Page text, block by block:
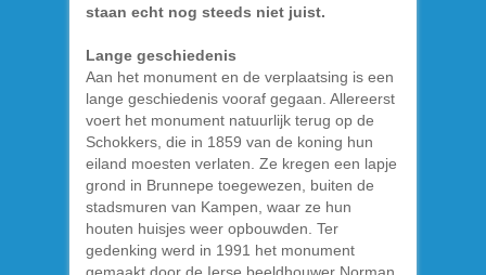
staan echt nog steeds niet juist.
Lange geschiedenis
Aan het monument en de verplaatsing is een
lange geschiedenis vooraf gegaan. Allereerst
voert het monument natuurlijk terug op de
Schokkers, die in 1859 van de koning hun
eiland moesten verlaten. Ze kregen een lapje
grond in Brunnepe toegewezen, buiten de
stadsmuren van Kampen, waar ze hun
houten huisjes weer opbouwden. Ter
gedenking werd in 1991 het monument